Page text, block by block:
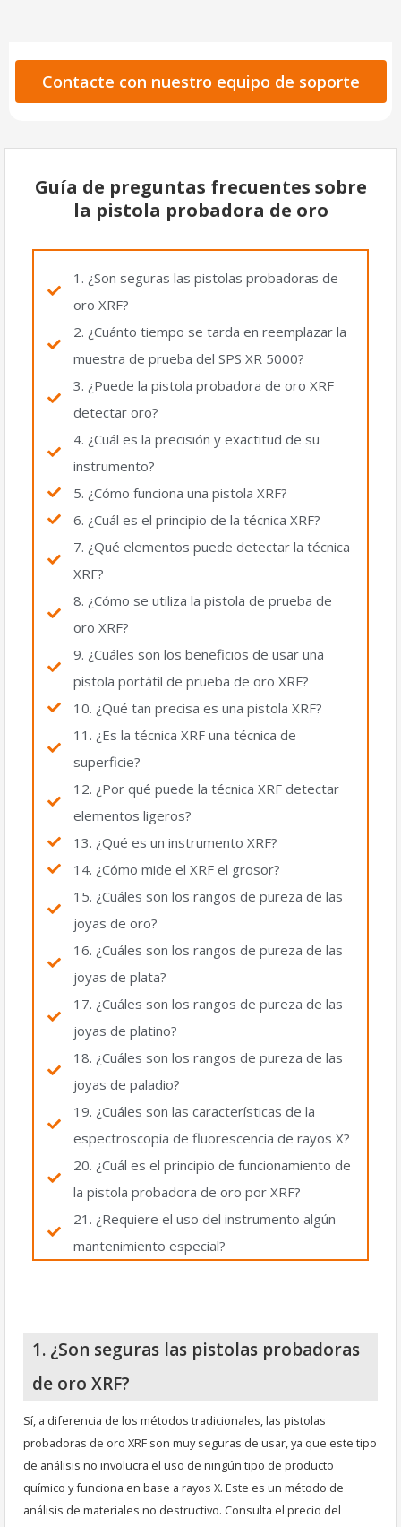
Contacte con nuestro equipo de soporte
Guía de preguntas frecuentes sobre
la pistola probadora de oro
1. ¿Son seguras las pistolas probadoras de
oro XRF?
2. ¿Cuánto tiempo se tarda en reemplazar la
muestra de prueba del SPS XR 5000?
3. ¿Puede la pistola probadora de oro XRF
detectar oro?
4. ¿Cuál es la precisión y exactitud de su
instrumento?
5. ¿Cómo funciona una pistola XRF?
6. ¿Cuál es el principio de la técnica XRF?
7. ¿Qué elementos puede detectar la técnica
XRF?
8. ¿Cómo se utiliza la pistola de prueba de
oro XRF?
9. ¿Cuáles son los beneficios de usar una
pistola portátil de prueba de oro XRF?
10. ¿Qué tan precisa es una pistola XRF?
11. ¿Es la técnica XRF una técnica de
superficie?
12. ¿Por qué puede la técnica XRF detectar
elementos ligeros?
13. ¿Qué es un instrumento XRF?
14. ¿Cómo mide el XRF el grosor?
15. ¿Cuáles son los rangos de pureza de las
joyas de oro?
16. ¿Cuáles son los rangos de pureza de las
joyas de plata?
17. ¿Cuáles son los rangos de pureza de las
joyas de platino?
18. ¿Cuáles son los rangos de pureza de las
joyas de paladio?
19. ¿Cuáles son las características de la
espectroscopía de fluorescencia de rayos X?
20. ¿Cuál es el principio de funcionamiento de
la pistola probadora de oro por XRF?
21. ¿Requiere el uso del instrumento algún
mantenimiento especial?
1. ¿Son seguras las pistolas probadoras
de oro XRF?
Sí, a diferencia de los métodos tradicionales, las pistolas
probadoras de oro XRF son muy seguras de usar, ya que este tipo
de análisis no involucra el uso de ningún tipo de producto
químico y funciona en base a rayos X. Este es un método de
análisis de materiales no destructivo. Consulta el precio del